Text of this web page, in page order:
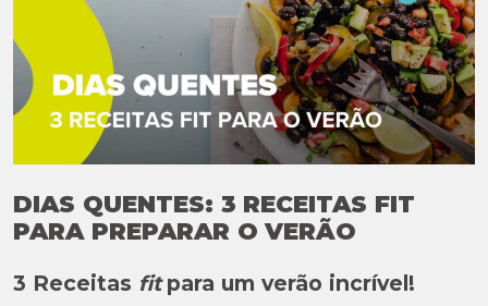
DIAS QUENTES: 3 RECEITAS FIT
PARA PREPARAR O VERÃO
3 Receitas fitpara um verão incrível!